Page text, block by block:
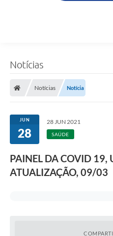
Notícias
Notícias Notícia
JUN
28
28 JUN 2021
SAÚDE
PAINEL DA COVID 19,
ATUALIZAÇÃO, 09/03